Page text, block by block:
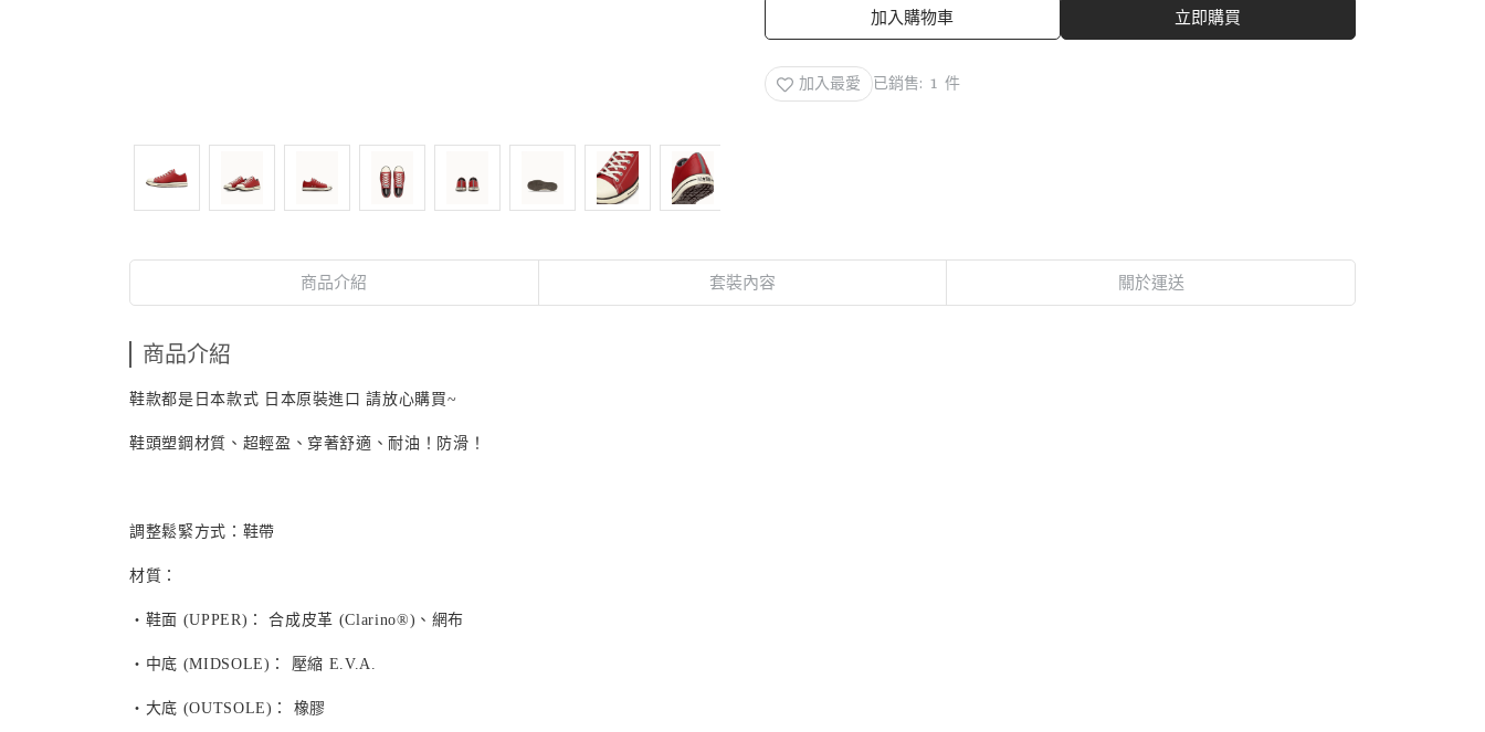
加入購物車 立即購買
加入最愛 已銷售: 1 件
商品介紹 套裝內容 關於運送
商品介紹
鞋款都是日本款式 日本原裝進口 請放心購買~
鞋頭塑鋼材質、超輕盈、穿著舒適、耐油！防滑！
調整鬆緊方式：鞋帶
材質：
・鞋面 (UPPER)： 合成皮革 (Clarino®)、網布
・中底 (MIDSOLE)： 壓縮 E.V.A.
・大底 (OUTSOLE)： 橡膠